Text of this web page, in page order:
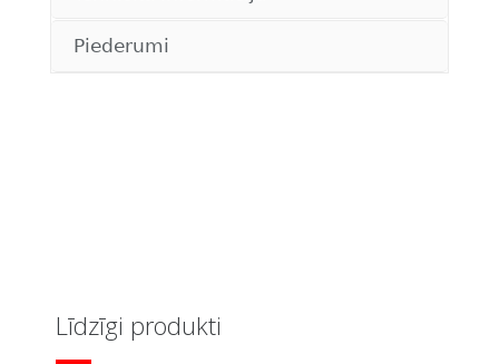
Piederumi
Līdzīgi produkti